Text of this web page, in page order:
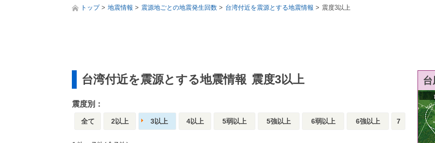
トップ 地震情報 震源地ごとの地震発生回数 台湾付近を震源とする地震情報 震度3以上
台湾付近を震源とする地震情報 震度3以上
震度別：
全て 2以上 3以上 4以上 5弱以上 5強以上 6弱以上 6強以上 7